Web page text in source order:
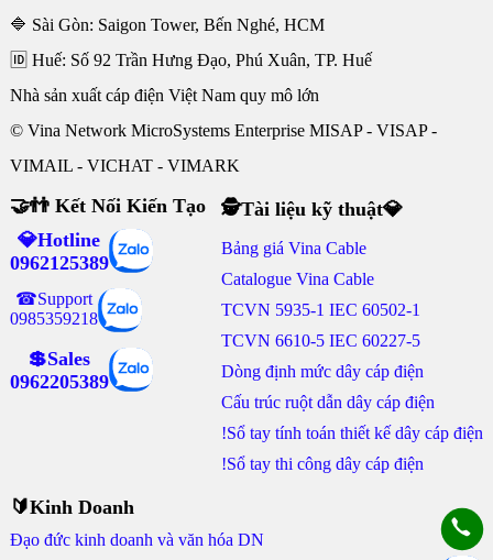
🔷 Sài Gòn: Saigon Tower, Bến Nghé, HCM
🆔 Huế: Số 92 Trần Hưng Đạo, Phú Xuân, TP. Huế
Nhà sản xuất cáp điện Việt Nam quy mô lớn
© Vina Network MicroSystems Enterprise MISAP - VISAP -
VIMAIL - VICHAT - VIMARK
🤝👬 Kết Nối Kiến Tạo
💎Hotline
0962125389
☎Support
0985359218
💲Sales
0962205389
🕵Tài liệu kỹ thuật💎
Bảng giá Vina Cable
Catalogue Vina Cable
TCVN 5935-1 IEC 60502-1
TCVN 6610-5 IEC 60227-5
Dòng định mức dây cáp điện
Cấu trúc ruột dẫn dây cáp điện
!Sổ tay tính toán thiết kế dây cáp điện
!Sổ tay thi công dây cáp điện
🔰Kinh Doanh
Đạo đức kinh doanh và văn hóa DN